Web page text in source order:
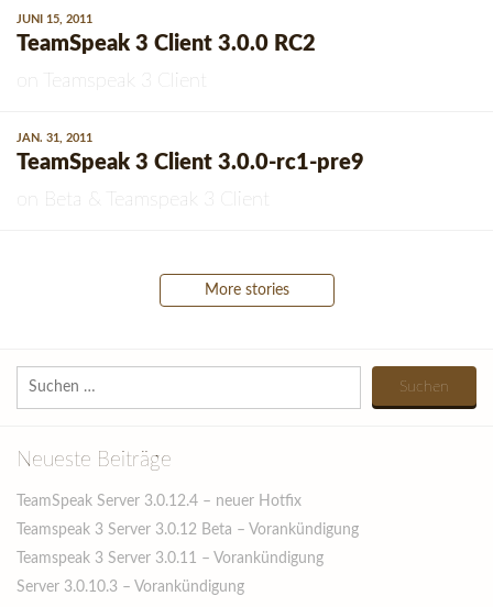
JUNI 15, 2011
TeamSpeak 3 Client 3.0.0 RC2
Teamspeak 3 Client
JAN. 31, 2011
TeamSpeak 3 Client 3.0.0-rc1-pre9
Beta & Teamspeak 3 Client
More stories
Suchen
Neueste Beiträge
TeamSpeak Server 3.0.12.4 – neuer Hotfix
Teamspeak 3 Server 3.0.12 Beta – Vorankündigung
Teamspeak 3 Server 3.0.11 – Vorankündigung
Server 3.0.10.3 – Vorankündigung